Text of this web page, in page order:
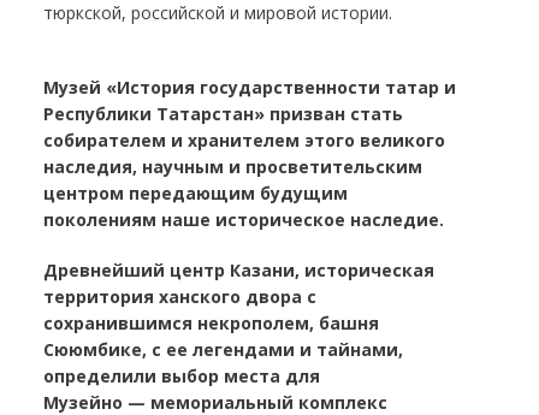
тюркской, российской и мировой истории.
Музей «История государственности татар и
Республики Татарстан» призван стать
собирателем и хранителем этого великого
наследия, научным и просветительским
центром передающим будущим
поколениям наше историческое наследие.
Древнейший центр Казани, историческая
территория ханского двора с
сохранившимся некрополем, башня
Сююмбике, с ее легендами и тайнами,
определили выбор места для
Музейно — мемориальный комплекс